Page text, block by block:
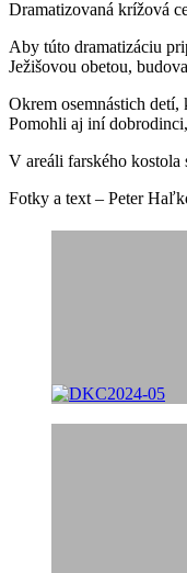
Dramatizovaná krížová
Aby túto dramatizáciu
Ježišovou obetou,
Okrem osemnástich
Pomohli aj iní
V areáli farského kostola
Fotky a text – Peter